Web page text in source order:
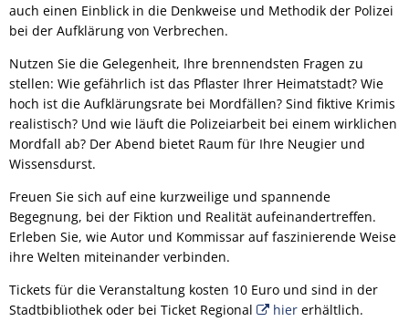
auch einen Einblick in die Denkweise und Methodik der Polizei
bei der Aufklärung von Verbrechen.
Nutzen Sie die Gelegenheit, Ihre brennendsten Fragen zu
stellen: Wie gefährlich ist das Pflaster Ihrer Heimatstadt? Wie
hoch ist die Aufklärungsrate bei Mordfällen? Sind fiktive Krimis
realistisch? Und wie läuft die Polizeiarbeit bei einem wirklichen
Mordfall ab? Der Abend bietet Raum für Ihre Neugier und
Wissensdurst.
Freuen Sie sich auf eine kurzweilige und spannende
Begegnung, bei der Fiktion und Realität aufeinandertreffen.
Erleben Sie, wie Autor und Kommissar auf faszinierende Weise
ihre Welten miteinander verbinden.
Tickets für die Veranstaltung kosten 10 Euro und sind in der
Stadtbibliothek oder bei Ticket Regional
hiererhältlich.